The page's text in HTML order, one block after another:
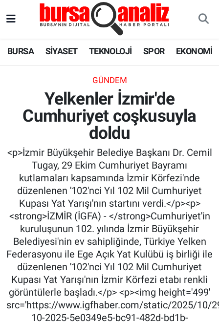
BURSA SİYASET TEKNOLOJİ SPOR EKONOMİ
GÜNDEM
Yelkenler İzmir'de
Cumhuriyet coşkusuyla
doldu
<p>İzmir Büyükşehir Belediye Başkanı Dr. Cemil
Tugay, 29 Ekim Cumhuriyet Bayramı
kutlamaları kapsamında İzmir Körfezi'nde
düzenlenen '102'nci Yıl 102 Mil Cumhuriyet
Kupası Yat Yarışı'nın startını verdi.</p><p>
<strong>İZMİR (İGFA) - </strong>Cumhuriyet'in
kuruluşunun 102. yılında İzmir Büyükşehir
Belediyesi'nin ev sahipliğinde, Türkiye Yelken
Federasyonu ile Ege Açık Yat Kulübü iş birliği ile
düzenlenen '102'nci Yıl 102 Mil Cumhuriyet
Kupası Yat Yarışı'nın İzmir Körfezi etabı renkli
görüntülerle başladı.</p> <p><img height='499'
src='https://www.igfhaber.com/static/2025/10/
10-2025-5e0349e5-bc91-482d-bd1b-
SPOR
SAĞLIK
ASTROLOJİ
BLOG
Süper Lig Puan Durumu ve Fikstür
Son Dakika Haberleri
Haber Arşivi